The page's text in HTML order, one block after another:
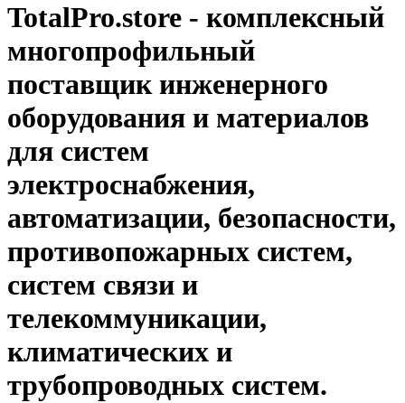
TotalPro.store - комплексный
многопрофильный
поставщик инженерного
оборудования и материалов
для систем
электроснабжения,
автоматизации, безопасности,
противопожарных систем,
систем связи и
телекоммуникации,
климатических и
трубопроводных систем.